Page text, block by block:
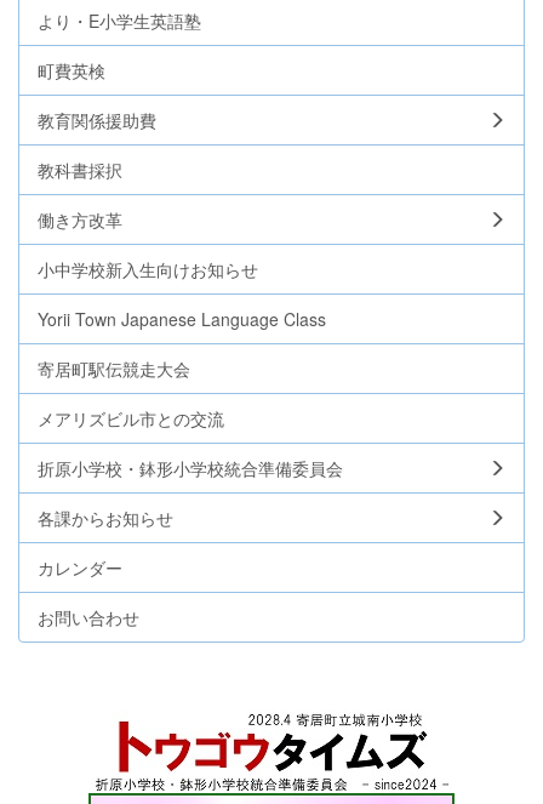
より・E小学生英語塾
町費英検
教育関係援助費
教科書採択
働き方改革
小中学校新入生向けお知らせ
Yorii Town Japanese Language Class
寄居町駅伝競走大会
メアリズビル市との交流
折原小学校・鉢形小学校統合準備委員会
各課からお知らせ
カレンダー
お問い合わせ